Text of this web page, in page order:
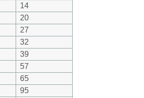
14
20
27
32
39
57
65
95